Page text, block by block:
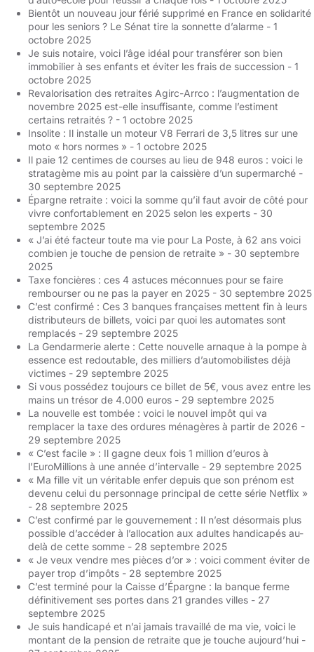
Bientôt un nouveau jour férié supprimé en France en solidarité
pour les seniors ? Le Sénat tire la sonnette d’alarme - 1
octobre 2025
Je suis notaire, voici l’âge idéal pour transférer son bien
immobilier à ses enfants et éviter les frais de succession - 1
octobre 2025
Revalorisation des retraites Agirc-Arrco : l’augmentation de
novembre 2025 est-elle insuffisante, comme l’estiment
certains retraités ? - 1 octobre 2025
Insolite : Il installe un moteur V8 Ferrari de 3,5 litres sur une
moto « hors normes » - 1 octobre 2025
Il paie 12 centimes de courses au lieu de 948 euros : voici le
stratagème mis au point par la caissière d’un supermarché -
30 septembre 2025
Épargne retraite : voici la somme qu’il faut avoir de côté pour
vivre confortablement en 2025 selon les experts - 30
septembre 2025
« J’ai été facteur toute ma vie pour La Poste, à 62 ans voici
combien je touche de pension de retraite » - 30 septembre
2025
Taxe foncières : ces 4 astuces méconnues pour se faire
rembourser ou ne pas la payer en 2025 - 30 septembre 2025
C’est confirmé : Ces 3 banques françaises mettent fin à leurs
distributeurs de billets, voici par quoi les automates sont
remplacés - 29 septembre 2025
La Gendarmerie alerte : Cette nouvelle arnaque à la pompe à
essence est redoutable, des milliers d’automobilistes déjà
victimes - 29 septembre 2025
Si vous possédez toujours ce billet de 5€, vous avez entre les
mains un trésor de 4.000 euros - 29 septembre 2025
La nouvelle est tombée : voici le nouvel impôt qui va
remplacer la taxe des ordures ménagères à partir de 2026 -
29 septembre 2025
« C’est facile » : Il gagne deux fois 1 million d’euros à
l’EuroMillions à une année d’intervalle - 29 septembre 2025
« Ma fille vit un véritable enfer depuis que son prénom est
devenu celui du personnage principal de cette série Netflix »
- 28 septembre 2025
C’est confirmé par le gouvernement : Il n’est désormais plus
possible d’accéder à l’allocation aux adultes handicapés au-
delà de cette somme - 28 septembre 2025
« Je veux vendre mes pièces d’or » : voici comment éviter de
payer trop d’impôts - 28 septembre 2025
C’est terminé pour la Caisse d’Épargne : la banque ferme
définitivement ses portes dans 21 grandes villes - 27
septembre 2025
Je suis handicapé et n’ai jamais travaillé de ma vie, voici le
montant de la pension de retraite que je touche aujourd’hui -